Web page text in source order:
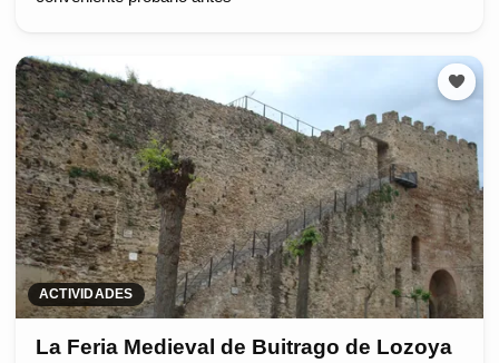
ACTIVIDADES
La Feria Medieval de Buitrago de Lozoya